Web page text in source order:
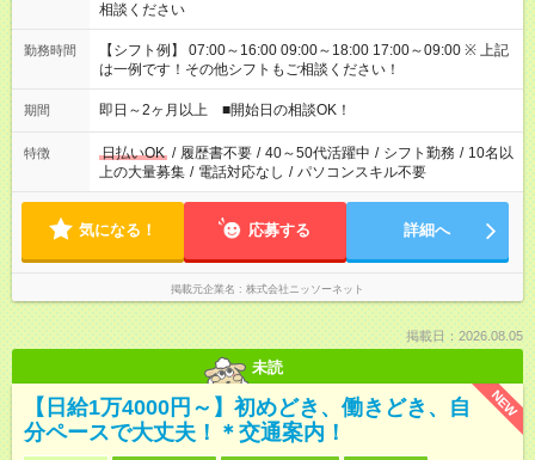
相談ください
勤務時間
【シフト例】 07:00～16:00 09:00～18:00 17:00～09:00 ※ 上記
は一例です！その他シフトもご相談ください！
期間 即日～2ヶ月以上 ■開始日の相談OK！
特徴 日払いOK / 履歴書不要 / 40～50代活躍中 / シフト勤務 / 10名以
上の大量募集 / 電話対応なし / パソコンスキル不要
気になる！ 応募する 詳細へ
掲載元企業名 株式会社ニッソーネット
掲載日：2026.08.05
未読
NEW
【日給1万4000円～】初めどき、働きどき、自
分ペースで大丈夫！＊交通案内！